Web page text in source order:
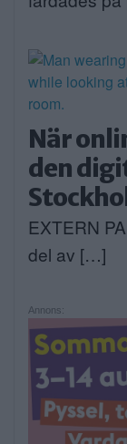
När
den
EXTERN
del av […]
Annons: